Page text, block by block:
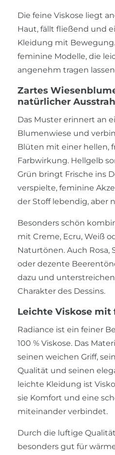
Die feine Viskose liegt
Haut, fällt fließend und
Kleidung mit
feminine Modelle, die
angenehm tragen
Zartes
natürlicher
Das Muster erinnert an
Blumenwiese und
Blüten mit einer hellen,
Farbwirkung. Hellgelb
Grün bringt Frische ins
verspielte, feminine
der Stoff lebendig, aber
Besonders schön
mit Creme, Ecru, Weiß
Naturtönen. Auch Rosa,
oder dezente
dazu und
Charakter des Dessins.
Leichte Viskose
Radiance ist ein feiner
100 % Viskose. Das
seinen weichen Griff,
Qualität und seinen
leichte Kleidung ist
sie Komfort und eine
miteinander verbindet.
Durch die luftige
besonders gut für